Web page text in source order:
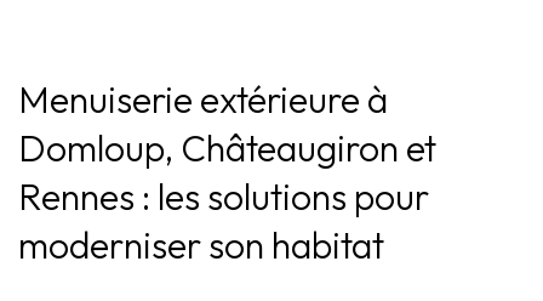
Menuiserie extérieure à
Domloup, Châteaugiron et
Rennes : les solutions pour
moderniser son habitat